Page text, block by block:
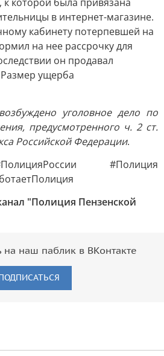
в интернет-магазине.
кабинету потерпевшей на
на нее рассрочку для
он продавал
ущерба
уголовное дело по
предусмотренного ч. 2 ст.
Российской Федерации.
#Полиция
"Полиция Пензенской
на наш паблик в ВКонтакте